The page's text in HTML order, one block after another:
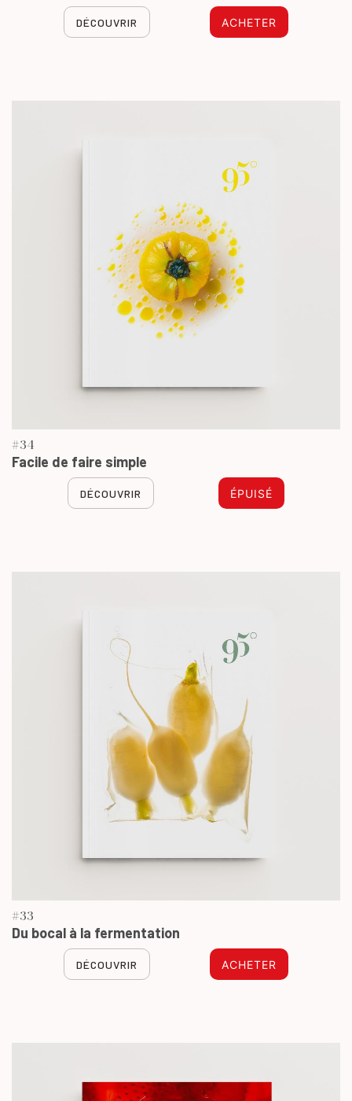
DÉCOUVRIR ACHETER
#34
Facile de faire simple
DÉCOUVRIR ÉPUISÉ
#33
Du bocal à la fermentation
DÉCOUVRIR ACHETER